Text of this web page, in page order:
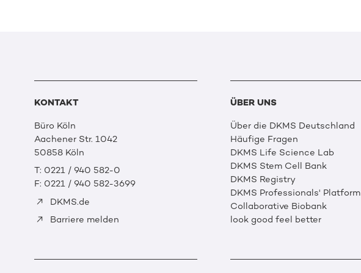
KONTAKT
Büro Köln
Aachener Str. 1042
50858 Köln
T: 0221 / 940 582-0
F: 0221 / 940 582-3699
DKMS.de
Barriere melden
ÜBER UNS
Über die DKMS Deutschland
Häufige Fragen
DKMS Life Science Lab
DKMS Stem Cell Bank
DKMS Registry
DKMS Professionals' Platform
Collaborative Biobank
look good feel better